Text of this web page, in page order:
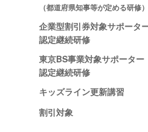
（都道府県知事等が定める研修）
企業型割引券対象サポータ
認定継続研修
東京BS事業対象サポーター
認定継続研修
キッズライン更新講習
割引対象